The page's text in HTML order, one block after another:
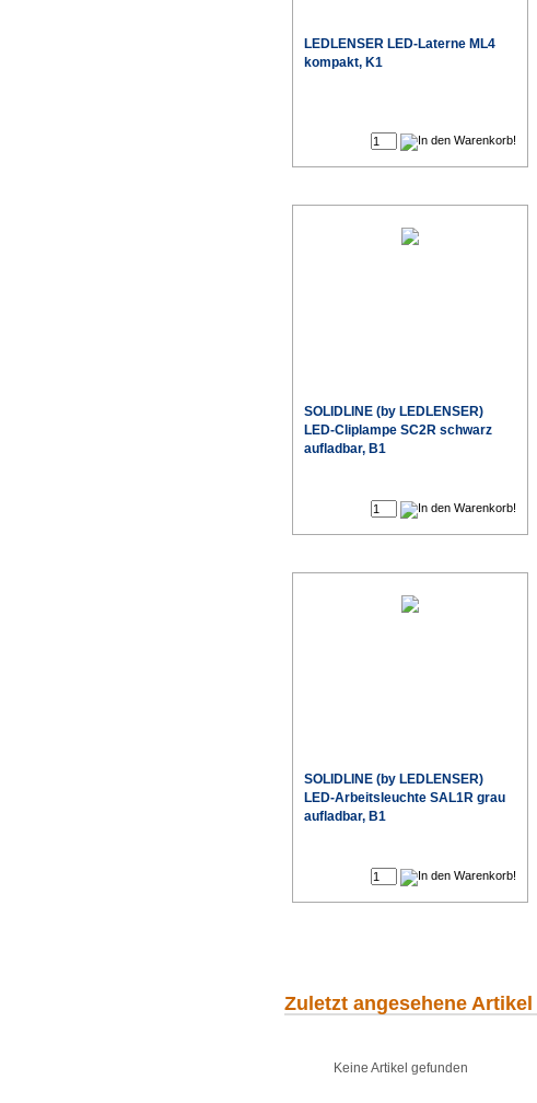
LEDLENSER LED-Laterne ML4
kompakt, K1
SOLIDLINE (by LEDLENSER)
LED-Cliplampe SC2R schwarz
aufladbar, B1
SOLIDLINE (by LEDLENSER)
LED-Arbeitsleuchte SAL1R grau
aufladbar, B1
Zuletzt angesehene Artikel
Keine Artikel gefunden